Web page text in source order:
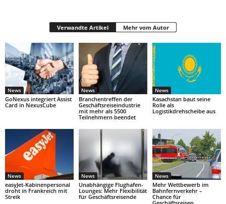
Verwandte Artikel Mehr vom Autor
News
GoNexus integriert Assist
Card in NexusCube
News
Branchentreffen der
Geschäftsreiseindustrie
mit mehr als 5500
Teilnehmern beendet
News
Kasachstan baut seine
Rolle als
Logistikdrehscheibe aus
News
easyJet-Kabinenpersonal
droht in Frankreich mit
Streik
News
Unabhängige Flughafen-
Lounges: Mehr Flexibilität
für Geschäftsreisende
News
Mehr Wettbewerb im
Bahnfernverkehr –
Chance für